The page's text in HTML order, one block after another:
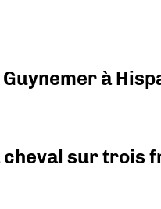
Guynemer à
sur trois